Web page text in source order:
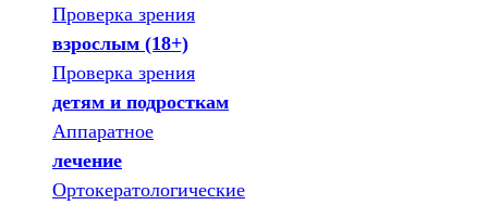
Проверка зрения
взрослым (18+)
Проверка зрения
детям и подросткам
Аппаратное
лечение
Ортокератологические